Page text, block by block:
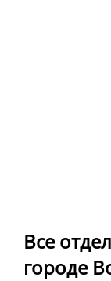
Все
городе